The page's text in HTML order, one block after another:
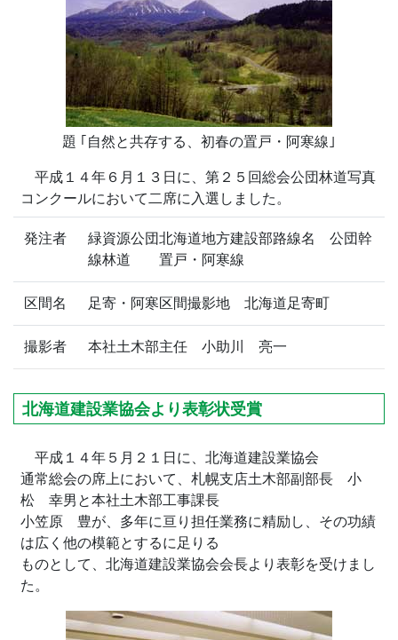
題 ｢自然と共存する、初春の置戸・阿寒線｣
平成１４年６月１３日に、第２５回総会公団林道写真
コンクールにおいて二席に入選しました。
発注者
緑資源公団北海道地方建設部路線名 公団幹
線林道 置戸・阿寒線
区間名 足寄・阿寒区間撮影地 北海道足寄町
撮影者 本社土木部主任 小助川 亮一
北海道建設業協会より表彰状受賞
平成１４年５月２１日に、北海道建設業協会
通常総会の席上において、札幌支店土木部副部長 小
松 幸男と本社土木部工事課長
小笠原 豊が、多年に亘り担任業務に精励し、その功績
は広く他の模範とするに足りる
ものとして、北海道建設業協会会長より表彰を受けまし
た。